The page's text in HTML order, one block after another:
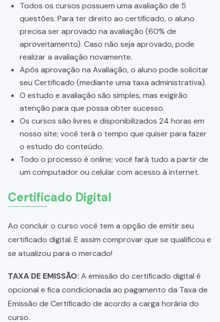
Todos os cursos possuem uma avaliação de 5
questões. Para ter direito ao certificado, o aluno
precisa ser aprovado na avaliação (60% de
aproveitamento). Caso não seja aprovado, pode
realizar a avaliação novamente.
Após aprovação na Avaliação, o aluno pode solicitar
seu Certificado (mediante uma taxa administrativa).
O estudo e avaliação são simples, mas exigirão
atenção para que possa obter sucesso.
Os cursos são livres e disponibilizados 24 horas em
nosso site; você terá o tempo que quiser para fazer
o estudo do conteúdo.
Todo o processo é online; você fará tudo a partir de
um computador ou celular com acesso à internet.
Certificado Digital
Ao concluir o curso você tem a opção de emitir seu
certificado digital. E assim comprovar que se qualificou e
se atualizou para o mercado!
TAXA DE EMISSÃO: A emissão do certificado digital é
opcional e fica condicionada ao pagamento da Taxa de
Emissão de Certificado de acordo a carga horária do
curso.